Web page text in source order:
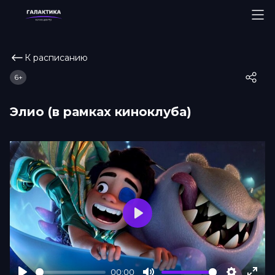
К расписанию
Элио (в рамках киноклуба)
6+
00:00
Play